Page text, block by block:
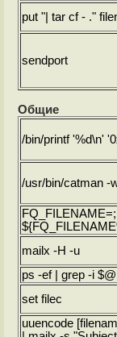
put "| tar cf - ."
sendport
Общие
/bin/printf '%d\n'
/usr/bin/catman -
FQ_FILENAME=
mailx -H -u
ps -ef | grep -i $@
set filec
uuencode